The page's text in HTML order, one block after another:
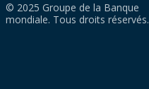
© 2025 Groupe de la Banque
mondiale. Tous droits réservés.